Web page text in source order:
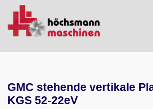
Maschinenankauf
GMC stehende vertikale
KGS 52-22eV